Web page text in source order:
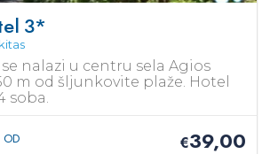
3*
nalazi u centru sela Agios
m od šljunkovite plaže. Hotel
soba.
OD €39,00